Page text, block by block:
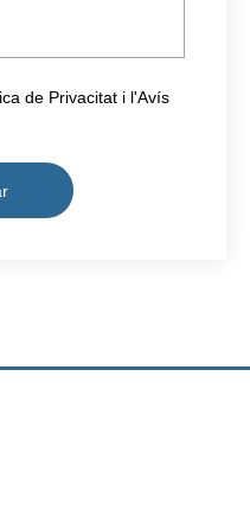
de Privacitat i l'Avís